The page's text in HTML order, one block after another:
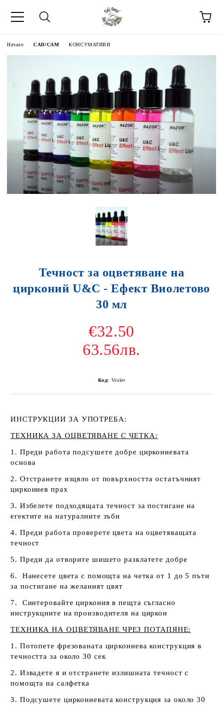
Начало CAD/CAM КОНСУМАТИВИ
Течност за оцветяване на
цирконий U&C - Ефект Виолетово
30 мл
€32.50
63.56лв.
Код: Violet
ИНСТРУКЦИИ ЗА УПОТРЕБА:
ТЕХНИКА ЗА ОЦВЕТЯВАНЕ С ЧЕТКА:
1. Преди работа подсушете добре циркониевата
основа
2. Отстранете изцяло от повърхността остатъчният
циркониев прах
3. Избелете подходящата течност за постигане на
егектите на натуралните зъби
4. Преди работа проверете цвета на оцветяващата
течност
5. Преди да отворите шишето разклатете добре
6. Нанесете цвета с помощта на четка от 1 до 5 пъти
за постигане на желаният цвят
7. Синтеровайте циркония в пещта съгласно
инструкциите на производителя на циркон
ТЕХНИКА НА ОЦВЕТЯВАНЕ ЧРЕЗ ПОТАПЯНЕ:
1. Потопете фрезованата циркониева конструкция в
течността за около 30 сек
2. Извадете я и отстранете излишната течност с
помощта на салфетка
3. Подсушете циркониевата конструкция за около 30